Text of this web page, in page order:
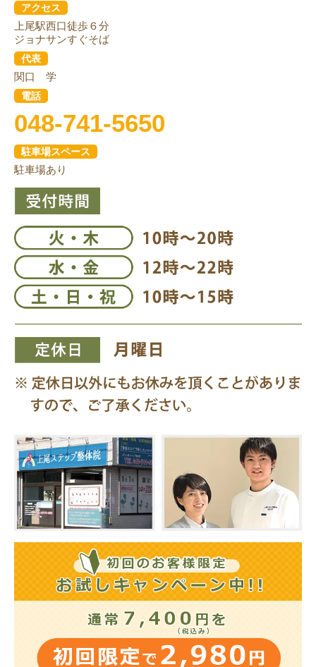
アクセス
上尾駅西口徒歩６分
ジョナサンすぐそば
代表
関口 学
電話
048-741-5650
駐車場スペース
駐車場あり